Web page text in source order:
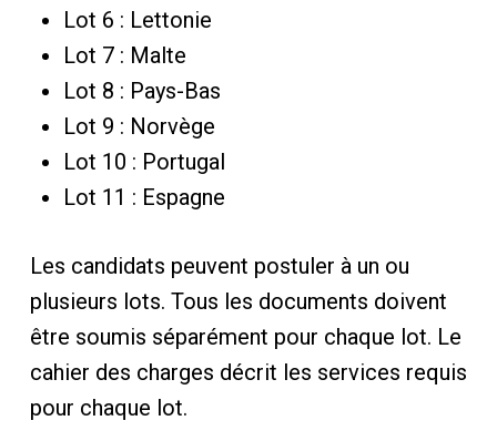
Lot 6 : Lettonie
Lot 7 : Malte
Lot 8 : Pays-Bas
Lot 9 : Norvège
Lot 10 : Portugal
Lot 11 : Espagne
Les candidats peuvent postuler à un ou
plusieurs lots. Tous les documents doivent
être soumis séparément pour chaque lot. Le
cahier des charges décrit les services requis
pour chaque lot.